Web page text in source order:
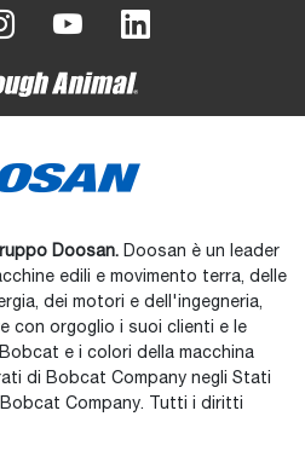
Doosan. Doosan è un leader
edili e movimento terra, delle
dei motori e dell'ingegneria,
con orgoglio i suoi clienti e le
e i colori della macchina
di Bobcat Company negli Stati
Company. Tutti i diritti